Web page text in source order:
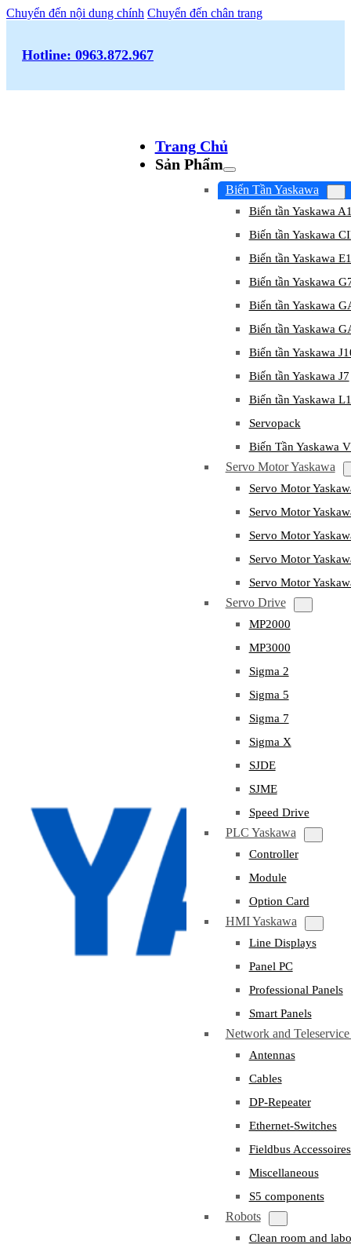
Chuyển đến nội dung chính Chuyển đến chân trang
Hotline: 0963.872.967
Trang Chủ
Sản Phẩm
Biến Tần Yaskawa
Biến tần Yaskawa
Biến tần Yaskawa
Biến tần Yaskawa
Biến tần Yaskawa
Biến tần Yaskawa
Biến tần Yaskawa
Biến tần Yaskawa
Biến tần Yaskawa J7
Biến tần Yaskawa
Servopack
Biến Tần Yaskawa
Servo Motor Yaskawa
Servo Motor
Servo Motor
Servo Motor
Servo Motor
Servo Motor
Servo Drive
MP2000
MP3000
Sigma 2
Sigma 5
Sigma 7
Sigma X
SJDE
SJME
Speed Drive
PLC Yaskawa
Controller
Module
Option Card
HMI Yaskawa
Line Displays
Panel PC
Professional Panels
Smart Panels
Network and
Antennas
Cables
DP-Repeater
Ethernet-Switches
Fieldbus Accessoires
Miscellaneous
S5 components
Robots
Clean room and